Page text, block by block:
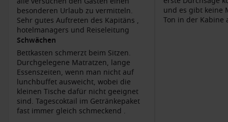
die Geschichte und Entwicklung der Stadt, die nach dem
Mauerfall eine neue Blütezeit erlebte.
Häfen, die Sie möglicherweise vor oder nach
Berlin-Tegel besuchen
Stettin,Polen : Stettin ist bekannt für seine
beeindruckende Altstadt und die historische
Hakenterrasse. Besuchen Sie die St. Jakobskathedrale oder
genießen Sie einen entspannten Spaziergang entlang der
Oder.
besonderen Urlaub zu vermitteln.
Sehr gutes Auftreten des Kapitäns ,
hotelmanagers und Reiseleitung
Schwächen
Bettkasten schmerzt beim Sitzen.
Durchgelegene Matratzen, lange
Essenszeiten, wenn man nicht auf
lunchbuffet ausweicht, wobei die
kleinen Tische dafür nicht geeignet
sind. Tagescoktail im Getränkepaket
fast immer gleich schmeckend .
und es gibt keine
Ton in der Kabine